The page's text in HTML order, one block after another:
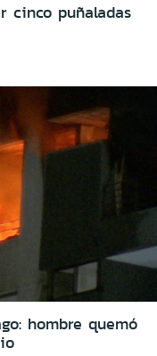
cinco puñaladas
hombre quemó